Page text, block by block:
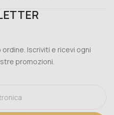
Iscriviti e ricevi ogni
promozioni.